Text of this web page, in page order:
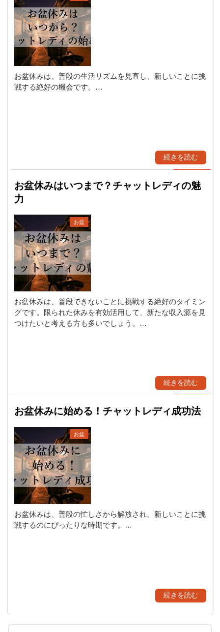
お盆休みは、普段の生活リズムを見直し、新しいことに挑
戦する絶好の機会です。…
続きを読む
お盆休みはいつまで？チャットレディの魅
力
お盆
お盆休みは、普段できないことに挑戦する絶好のタイミン
グです。限られた休みを有効活用して、新たな収入源を見
つけたいと考える方も多いでしょう。…
続きを読む
お盆休みに始める！チャットレディ成功法
お盆
お盆休みは、普段の忙しさから解放され、新しいことに挑
戦するのにぴったりな時期です。…
続きを読む